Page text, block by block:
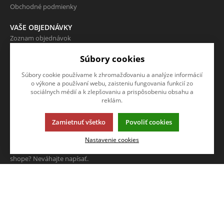
Obchodné podmienky
VAŠE OBJEDNÁVKY
Zoznam objednávok
O SPOLOČNOSTI
Kontakty
NAPÍŠTE NÁM
Chcete nám niečo povedať o
shope? Neváhajte napísať.
Súbory cookies
Súbory cookie používame k zhromažďovaniu a analýze informácií
o výkone a používaní webu, zaisteniu fungovania funkcií zo
sociálnych médií a k zlepšovaniu a prispôsobeniu obsahu a
reklám.
Zamietnuť všetko Povoliť cookies
Nastavenie cookies